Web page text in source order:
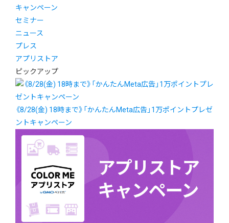
キャンペーン
セミナー
ニュース
プレス
アプリストア
ピックアップ
《8/28(金) 18時まで》「かんたんMeta広告」1万ポイントプレゼ
ントキャンペーン